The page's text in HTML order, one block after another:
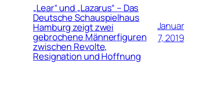
„Lear“ und „Lazarus“ – Das
Deutsche Schauspielhaus
Hamburg zeigt zwei
gebrochene Männerfiguren
zwischen Revolte,
Resignation und Hoffnung
Januar
7, 2019